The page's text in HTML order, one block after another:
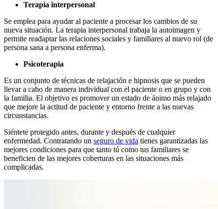
Terapia interpersonal
Se emplea para ayudar al paciente a procesar los cambios de su
nueva situación. La terapia interpersonal trabaja la autoimagen y
permite readaptar las relaciones sociales y familiares al nuevo rol (de
persona sana a persona enferma).
Psicoterapia
Es un conjunto de técnicas de relajación e hipnosis que se pueden
llevar a cabo de manera individual con el paciente o en grupo y con
la familia. El objetivo es promover un estado de ánimo más relajado
que mejore la actitud de paciente y entorno frente a las nuevas
circunstancias.
Siéntete protegido antes, durante y después de cualquier
enfermedad. Contratando un seguro de vida tienes garantizadas las
mejores condiciones para que tanto tú como tus familiares se
beneficien de las mejores coberturas en las situaciones más
complicadas.